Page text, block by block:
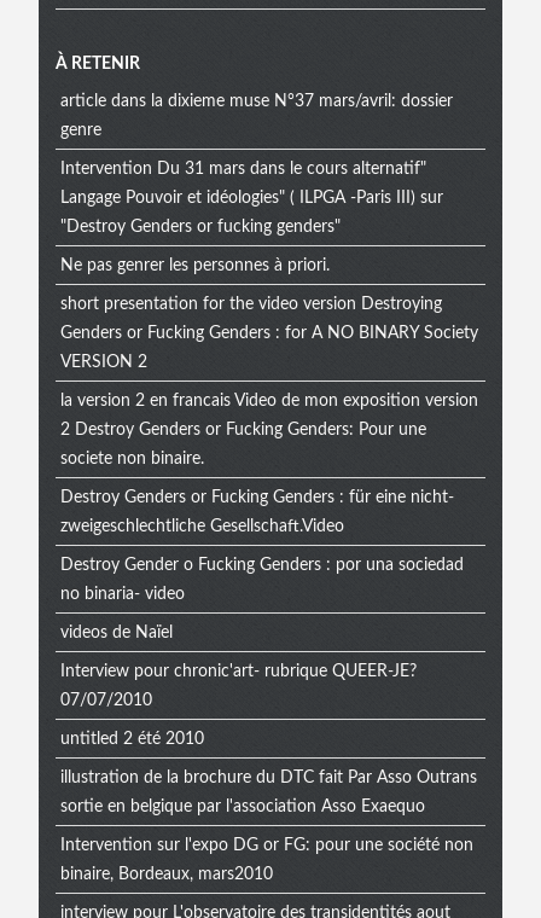
À RETENIR
article dans la dixieme muse N°37 mars/avril: dossier
genre
Intervention Du 31 mars dans le cours alternatif"
Langage Pouvoir et idéologies" ( ILPGA -Paris III) sur
"Destroy Genders or fucking genders"
Ne pas genrer les personnes à priori.
short presentation for the video version Destroying
Genders or Fucking Genders : for A NO BINARY Society
VERSION 2
la version 2 en francais Video de mon exposition version
2 Destroy Genders or Fucking Genders: Pour une
societe non binaire.
Destroy Genders or Fucking Genders : für eine nicht-
zweigeschlechtliche Gesellschaft.Video
Destroy Gender o Fucking Genders : por una sociedad
no binaria- video
videos de Naïel
Interview pour chronic'art- rubrique QUEER-JE?
07/07/2010
untitled 2 été 2010
illustration de la brochure du DTC fait Par Asso Outrans
sortie en belgique par l'association Asso Exaequo
Intervention sur l'expo DG or FG: pour une société non
binaire, Bordeaux, mars2010
interview pour L'observatoire des transidentités aout